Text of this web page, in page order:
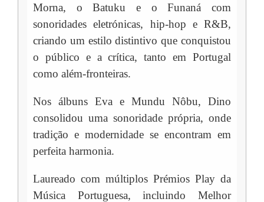
Morna, o Batuku e o Funaná com
sonoridades eletrónicas, hip-hop e R&B,
criando um estilo distintivo que conquistou
o público e a crítica, tanto em Portugal
como além-fronteiras.
Nos álbuns Eva e Mundu Nôbu, Dino
consolidou uma sonoridade própria, onde
tradição e modernidade se encontram em
perfeita harmonia.
Laureado com múltiplos Prémios Play da
Música Portuguesa, incluindo Melhor